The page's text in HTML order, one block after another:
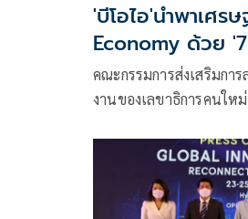
'บีโอไอ'นำพาเศร
Economy ด้วย
มาตรการ' พร้อม
บุคลากรให้
คณะกรรมการส่งเสริมกา
งานของเลขาธิการคนให
หมาย” – “9 มาตรการ”